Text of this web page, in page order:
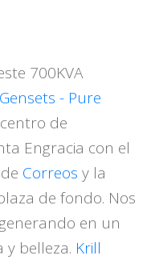
700KVA
- Pure
de
Engracia con el
Correos y la
de fondo. Nos
en un
belleza. Krill